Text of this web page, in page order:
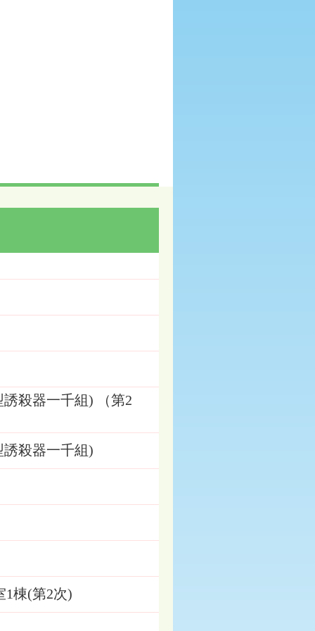
殺器一千組) （第2
殺器一千組)
1棟(第2次)